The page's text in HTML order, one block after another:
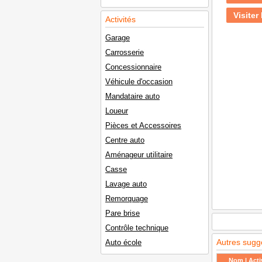
Activités
Garage
Carrosserie
Concessionnaire
Véhicule d'occasion
Mandataire auto
Loueur
Pièces et Accessoires
Centre auto
Aménageur utilitaire
Casse
Lavage auto
Remorquage
Pare brise
Contrôle technique
Auto école
Visiter
Autres
Nom |